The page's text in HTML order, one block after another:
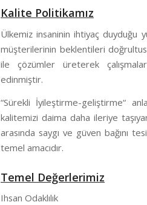
Kalite Politikamız
Ülkemiz insaninin ihtiyaç duyduğu
müşterilerinin beklentileri
ile çözümler üreterek
edinmiştir.
“Sürekli İyileştirme-geliştirme“
kalitemizi daima daha ileriye
arasında saygı ve güven bağını
temel amacıdır.
Temel Değerlerimiz
Ihsan Odaklılık